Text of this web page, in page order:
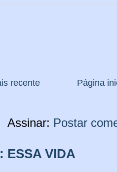
recente Página
Assinar: Postar
ESSA VIDA